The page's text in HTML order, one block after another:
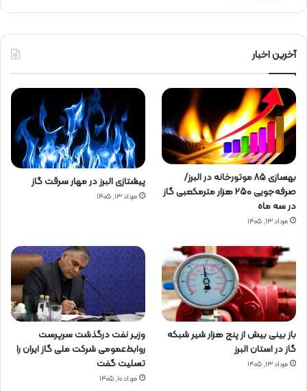
آخرین اخبار
بهسازی ۸۵ موتورخانه در البرز/
صرفه‌جویی ۲۵۰ هزار مترمکعبی گاز
در سه ماه
مرداد ۱۳, ۱۴۰۵
پیشتازی البرز در مهار سرقت گاز
مرداد ۱۳, ۱۴۰۵
باز بینی بیش از پنج هزار شیر شبکه
گاز در استان البرز
مرداد ۱۳, ۱۴۰۵
وزیر نفت درگذشت سرپرست
روابط‌عمومی شرکت ملی گاز ایران را
تسلیت گفت
مرداد ۱۰, ۱۴۰۵